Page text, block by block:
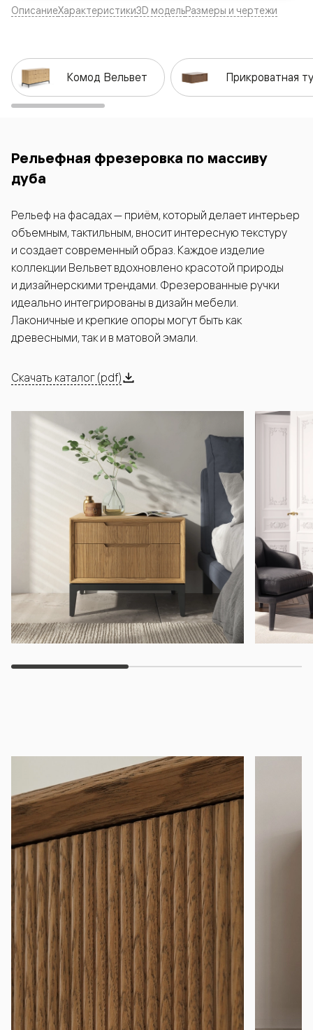
ОписаниеХарактеристики3D модельРазмеры и чертежи
Комод Вельвет Прикроватная
Рельефная фрезеровка по массиву
дуба
Рельеф на фасадах — приём, который делает интерьер
объемным, тактильным, вносит интересную текстуру
и создает современный образ. Каждое изделие
коллекции Вельвет вдохновлено красотой природы
и дизайнерскими трендами. Фрезерованные ручки
идеально интегрированы в дизайн мебели.
Лаконичные и крепкие опоры могут быть как
древесными, так и в матовой эмали.
Скачать каталог (pdf)